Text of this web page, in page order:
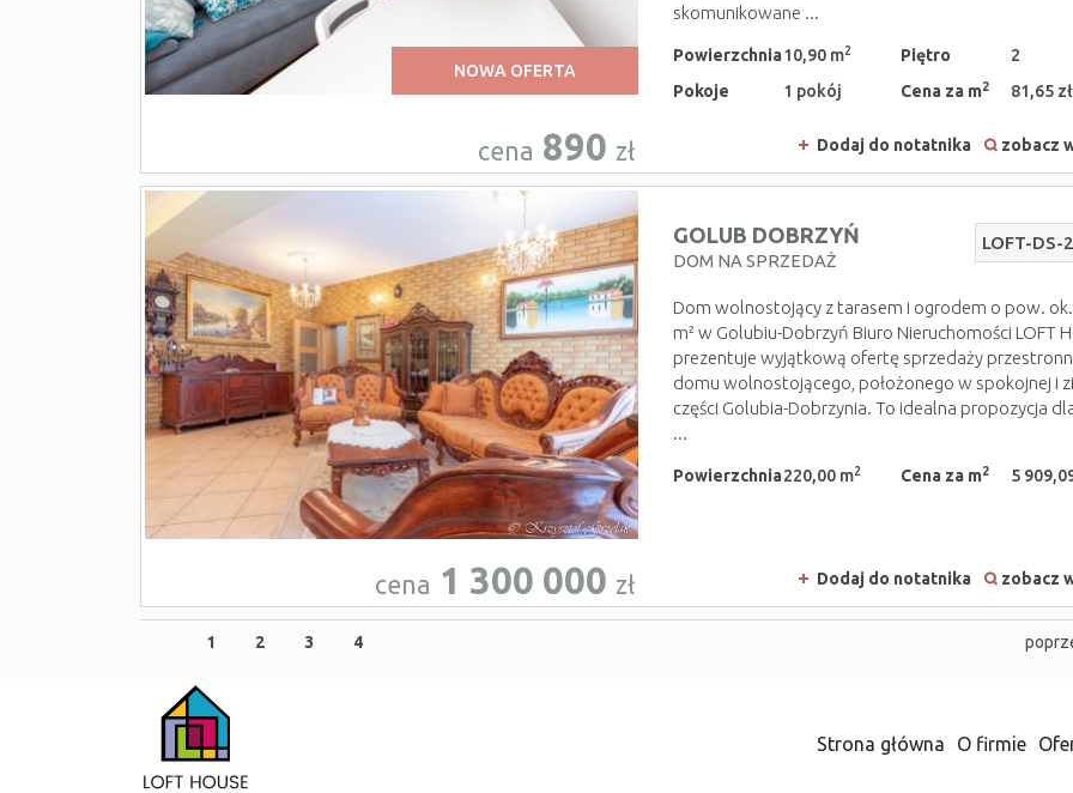
NOWA OFERTA
skomunikowane ...
Powierzchnia10,90 m2 Piętro
2
Pokoje
1 pokój Cena za m2 81,65 zł
cena 890 zł Dodaj do notatnika zobacz
GOLUB DOBRZYŃ
DOM NA SPRZEDAŻ
LOFT-DS-
Dom wolnostojący z tarasem i ogrodem o pow.
m² w Golubiu-Dobrzyń Biuro Nieruchomości LOFT
prezentuje wyjątkową ofertę sprzedaży
domu wolnostojącego, położonego w spokojnej i
części Golubia-Dobrzynia. To idealna propozycja
...
Powierzchnia220,00 m2 Cena za m2 5
cena 1 300 000 zł Dodaj do notatnika zobacz
1 2 3 4
Strona główna O firmie